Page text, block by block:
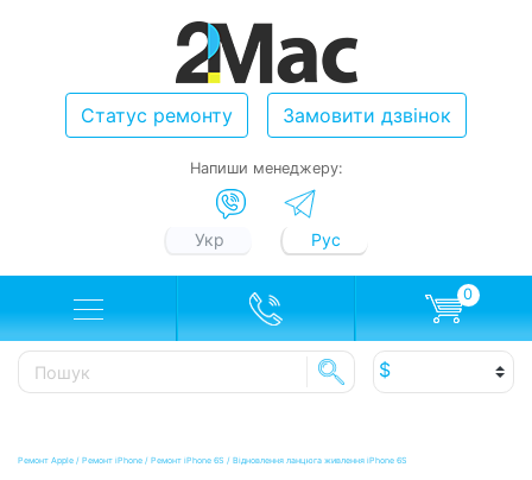
Статус ремонту Замовити дзвінок
Напиши менеджеру:
Укр Рус
0
Ремонт Apple / Ремонт iPhone / Ремонт iPhone 6S / Відновлення ланцюга живлення iPhone 6S